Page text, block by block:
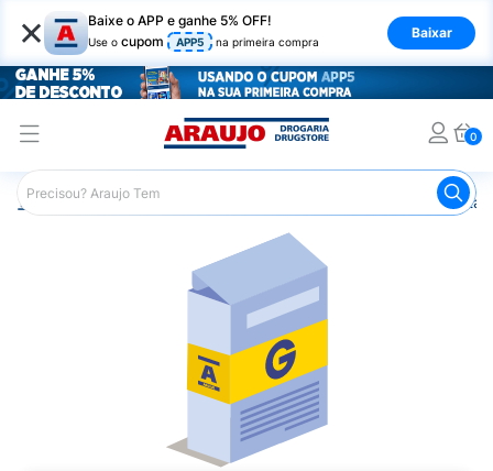
× Baixe o APP e ganhe 5% OFF!
Use o cupom APP5 na primeira compra
Baixar
0
Araujo Medicamentos Remédio para Vermes e Parasitas